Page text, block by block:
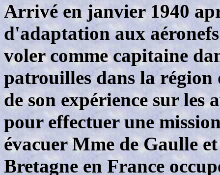
Arrivé en janvier 1940
d'adaptation aux
voler comme capitaine
patrouilles dans la région
de son expérience sur les
pour effectuer une
évacuer Mme de Gaulle
Bretagne en France